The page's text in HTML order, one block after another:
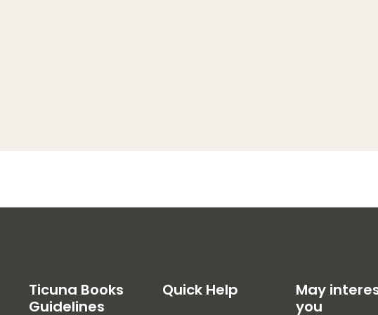
Ticuna Books
Guidelines
Quick Help
May
you